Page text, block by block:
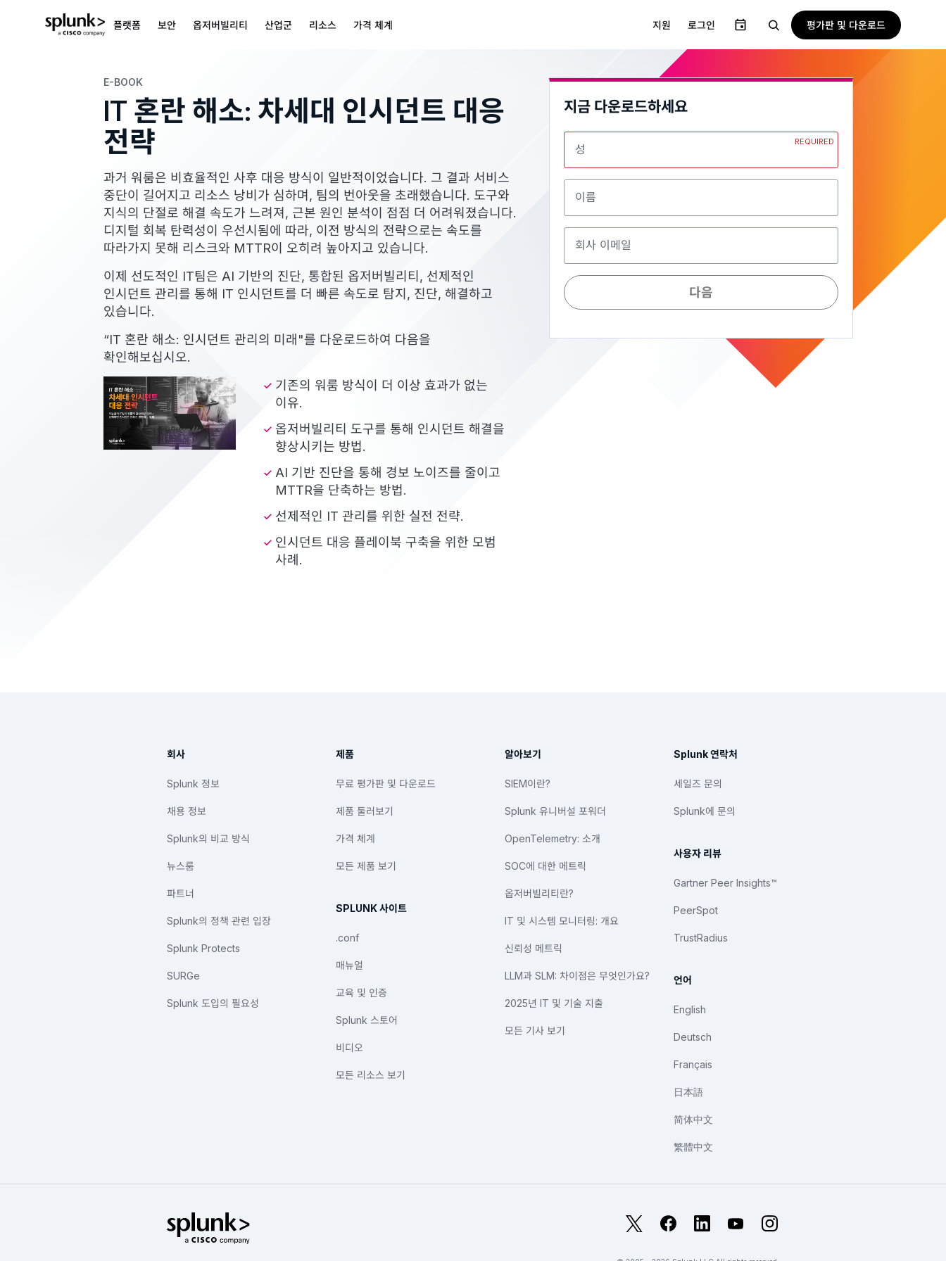
플랫폼 보안 옵저버빌리티 산업군 리소스 가격 체계 지원 로그인 평가판 및 다운로드
E-BOOK
IT 혼란 해소: 차세대 인시던트 대응
전략
과거 워룸은 비효율적인 사후 대응 방식이 일반적이었습니다. 그 결과 서비스
중단이 길어지고 리소스 낭비가 심하며, 팀의 번아웃을 초래했습니다. 도구와
지식의 단절로 해결 속도가 느려져, 근본 원인 분석이 점점 더 어려워졌습니다.
디지털 회복 탄력성이 우선시됨에 따라, 이전 방식의 전략으로는 속도를
따라가지 못해 리스크와 MTTR이 오히려 높아지고 있습니다.
이제 선도적인 IT팀은 AI 기반의 진단, 통합된 옵저버빌리티, 선제적인
인시던트 관리를 통해 IT 인시던트를 더 빠른 속도로 탐지, 진단, 해결하고
있습니다.
“IT 혼란 해소: 인시던트 관리의 미래"를 다운로드하여 다음을
확인해보십시오.
기존의 워룸 방식이 더 이상 효과가 없는
이유.
옵저버빌리티 도구를 통해 인시던트 해결을
향상시키는 방법.
AI 기반 진단을 통해 경보 노이즈를 줄이고
MTTR을 단축하는 방법.
선제적인 IT 관리를 위한 실전 전략.
인시던트 대응 플레이북 구축을 위한 모범
사례.
지금 다운로드하세요
성
REQUIRED
이름
회사 이메일
다음
회사
Splunk 정보
채용 정보
Splunk의 비교 방식
뉴스룸
파트너
Splunk의 정책 관련 입장
Splunk Protects
SURGe
Splunk 도입의 필요성
제품
무료 평가판 및 다운로드
제품 둘러보기
가격 체계
모든 제품 보기
SPLUNK 사이트
.conf
매뉴얼
교육 및 인증
Splunk 스토어
비디오
모든 리소스 보기
알아보기
SIEM이란?
Splunk 유니버설 포워더
OpenTelemetry: 소개
SOC에 대한 메트릭
옵저버빌리티란?
IT 및 시스템 모니터링: 개요
신뢰성 메트릭
LLM과 SLM: 차이점은 무엇인가요?
2025년 IT 및 기술 지출
모든 기사 보기
Splunk 연락처
세일즈 문의
Splunk에 문의
사용자 리뷰
Gartner Peer Insights™
PeerSpot
TrustRadius
언어
English
Deutsch
Français
日本語
简体中文
繁體中文
Splunk Global Footer Logo FacebookLinkedInYouTubeInstagram